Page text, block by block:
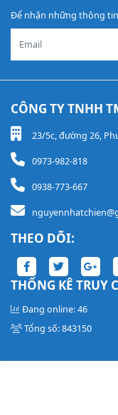
Để nhận những thông
CÔNG TY TNHH
23/5c, đường 26,
0973-982-818
0938-773-667
THEO DÕI:
THỐNG KÊ TRUY
Đang online: 46
Tổng số: 843150